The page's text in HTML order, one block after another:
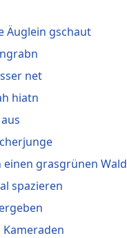
Äuglein gschaut
net
hiatn
grasgrünen Wald
spazieren